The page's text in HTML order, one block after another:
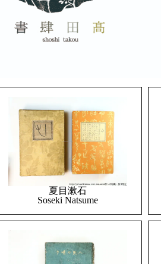
夏目漱石
Soseki Natsume